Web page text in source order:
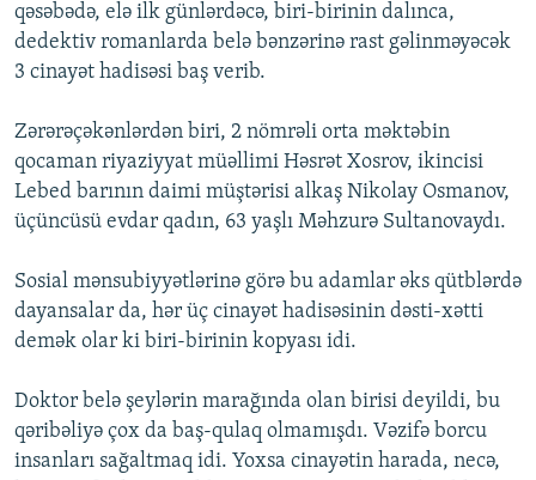
qəsəbədə, elə ilk günlərdəcə, biri-birinin dalınca,
dedektiv romanlarda belə bənzərinə rast gəlinməyəcək
3 cinayət hadisəsi baş verib.
Zərərəçəkənlərdən biri, 2 nömrəli orta məktəbin
qocaman riyaziyyat müəllimi Həsrət Xosrov, ikincisi
Lebed barının daimi müştərisi alkaş Nikolay Osmanov,
üçüncüsü evdar qadın, 63 yaşlı Məhzurə Sultanovaydı.
Sosial mənsubiyyətlərinə görə bu adamlar əks qütblərdə
dayansalar da, hər üç cinayət hadisəsinin dəsti-xətti
demək olar ki biri-birinin kopyası idi.
Doktor belə şeylərin marağında olan birisi deyildi, bu
qəribəliyə çox da baş-qulaq olmamışdı. Vəzifə borcu
insanları sağaltmaq idi. Yoxsa cinayətin harada, necə,